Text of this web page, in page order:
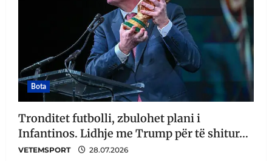
Bota
Tronditet futbolli, zbulohet plani i
Infantinos. Lidhje me Trump për të shitur…
VETEMSPORT 28.07.2026